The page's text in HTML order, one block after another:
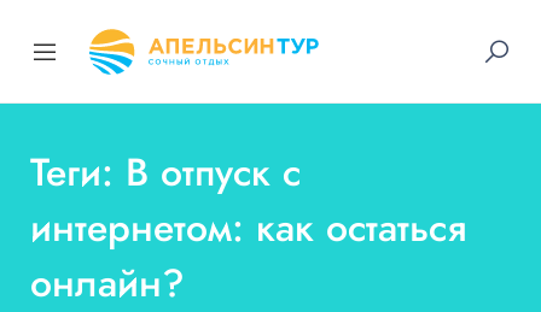
Теги: В отпуск с
интернетом: как остаться
онлайн?